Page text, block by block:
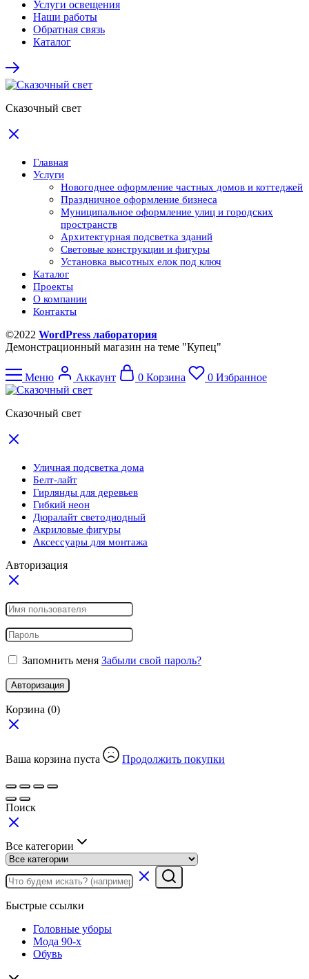
Услуги освещения
Наши работы
Обратная связь
Каталог
Сказочный свет
Главная
Услуги
Новогоднее оформление частных домов и коттеджей
Праздничное оформление бизнеса
Муниципальное оформление улиц и городских
пространств
Архитектурная подсветка зданий
Световые конструкции и фигуры
Установка высотных елок под ключ
Каталог
Проекты
О компании
Контакты
©2022 WordPress лаборатория
Демонстрационный магазин на теме "Купец"
Меню Аккаунт 0 Корзина 0 Избранное
Сказочный свет
Уличная подсветка дома
Белт-лайт
Гирлянды для деревьев
Гибкий неон
Дюралайт светодиодный
Акриловые фигуры
Аксессуары для монтажа
Авторизация
Запомнить меня Забыли свой пароль?
Авторизация
Корзина (0)
Ваша корзина пуста Продолжить покупки
Поиск
Все категории
Быстрые ссылки
Головные уборы
Мода 90-х
Обувь